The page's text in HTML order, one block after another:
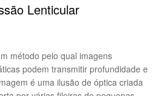
Lenticular
método pelo qual imagens
podem transmitir profundidade e
é uma ilusão de óptica criada